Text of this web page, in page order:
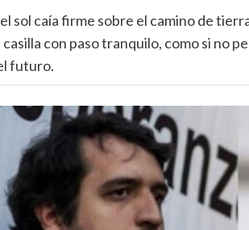
sol caía firme sobre el camino de
casilla con paso tranquilo, como si no
futuro.